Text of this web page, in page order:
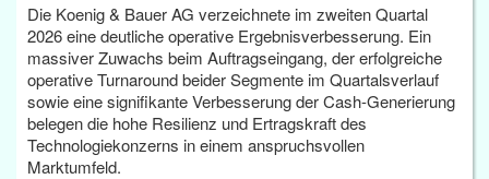
Die Koenig & Bauer AG verzeichnete im zweiten Quartal
2026 eine deutliche operative Ergebnisverbesserung. Ein
massiver Zuwachs beim Auftragseingang, der erfolgreiche
operative Turnaround beider Segmente im Quartalsverlauf
sowie eine signifikante Verbesserung der Cash-Generierung
belegen die hohe Resilienz und Ertragskraft des
Technologiekonzerns in einem anspruchsvollen
Marktumfeld.